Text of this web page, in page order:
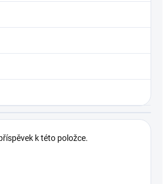
k této položce.